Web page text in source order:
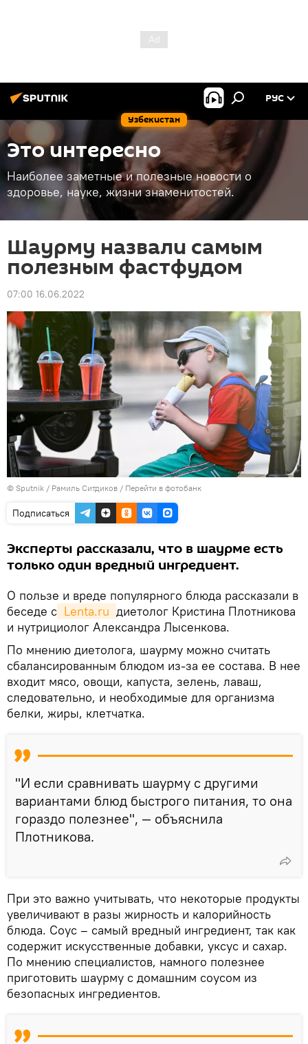
Узбекистан
РУС
Это интересно
Наиболее заметные и полезные новости о
здоровье, науке, жизни знаменитостей.
Шаурму назвали самым
полезным фастфудом
07:00 16.06.2022
© Sputnik / Рамиль Ситдиков / Перейти в фотобанк
Подписаться
Эксперты рассказали, что в шаурме есть
только один вредный ингредиент.
О пользе и вреде популярного блюда рассказали в
беседе с Lenta.ru диетолог Кристина Плотникова
и нутрициолог Александра Лысенкова.
По мнению диетолога, шаурму можно считать
сбалансированным блюдом из-за ее состава. В нее
входит мясо, овощи, капуста, зелень, лаваш,
следовательно, и необходимые для организма
белки, жиры, клетчатка.
"И если сравнивать шаурму с другими
вариантами блюд быстрого питания, то она
гораздо полезнее", — объяснила
Плотникова.
При это важно учитывать, что некоторые продукты
увеличивают в разы жирность и калорийность
блюда. Соус – самый вредный ингредиент, так как
содержит искусственные добавки, уксус и сахар.
По мнению специалистов, намного полезнее
приготовить шаурму с домашним соусом из
безопасных ингредиентов.